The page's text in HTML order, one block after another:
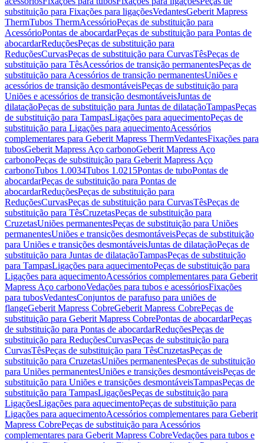
substituição para Fixações para ligaçõesVedantesGeberit Mapress
ThermTubos ThermAcessórioPeças de substituição para
AcessórioPontas de abocardarPeças de substituição para Pontas de
abocardarReduçõesPeças de substituição para
ReduçõesCurvasPeças de substituição para CurvasTêsPeças de
substituição para TêsAcessórios de transição permanentesPeças de
substituição para Acessórios de transição permanentesUniões e
acessórios de transição desmontáveisPeças de substituição para
Uniões e acessórios de transição desmontáveisJuntas de
dilataçãoPeças de substituição para Juntas de dilataçãoTampasPeças
de substituição para TampasLigações para aquecimentoPeças de
substituição para Ligações para aquecimentoAcessórios
complementares para Geberit Mapress ThermVedantesFixações para
tubosGeberit Mapress Aço carbonoGeberit Mapress Aço
carbonoPeças de substituição para Geberit Mapress Aço
carbonoTubos 1.0034Tubos 1.0215Pontas de tuboPontas de
abocardarPeças de substituição para Pontas de
abocardarReduçõesPeças de substituição para
ReduçõesCurvasPeças de substituição para CurvasTêsPeças de
substituição para TêsCruzetasPeças de substituição para
CruzetasUniões permanentesPeças de substituição para Uniões
permanentesUniões e transições desmontáveisPeças de substituição
para Uniões e transições desmontáveisJuntas de dilataçãoPeças de
substituição para Juntas de dilataçãoTampasPeças de substituição
para TampasLigações para aquecimentoPeças de substituição para
Ligações para aquecimentoAcessórios complementares para Geberit
Mapress Aço carbonoVedações para tubos e acessóriosFixações
para tubosVedantesConjuntos de parafuso para uniões de
flangeGeberit Mapress CobreGeberit Mapress CobrePeças de
substituição para Geberit Mapress CobrePontas de abocardarPeças
de substituição para Pontas de abocardarReduçõesPeças de
substituição para ReduçõesCurvasPeças de substituição para
CurvasTêsPeças de substituição para TêsCruzetasPeças de
substituição para CruzetasUniões permanentesPeças de substituição
para Uniões permanentesUniões e transições desmontáveisPeças de
substituição para Uniões e transições desmontáveisTampasPeças de
substituição para TampasLigaçõesPeças de substituição para
LigaçõesLigações para aquecimentoPeças de substituição para
Ligações para aquecimentoAcessórios complementares para Geberit
Mapress CobrePeças de substituição para Acessórios
complementares para Geberit Mapress CobreVedações para tubos e